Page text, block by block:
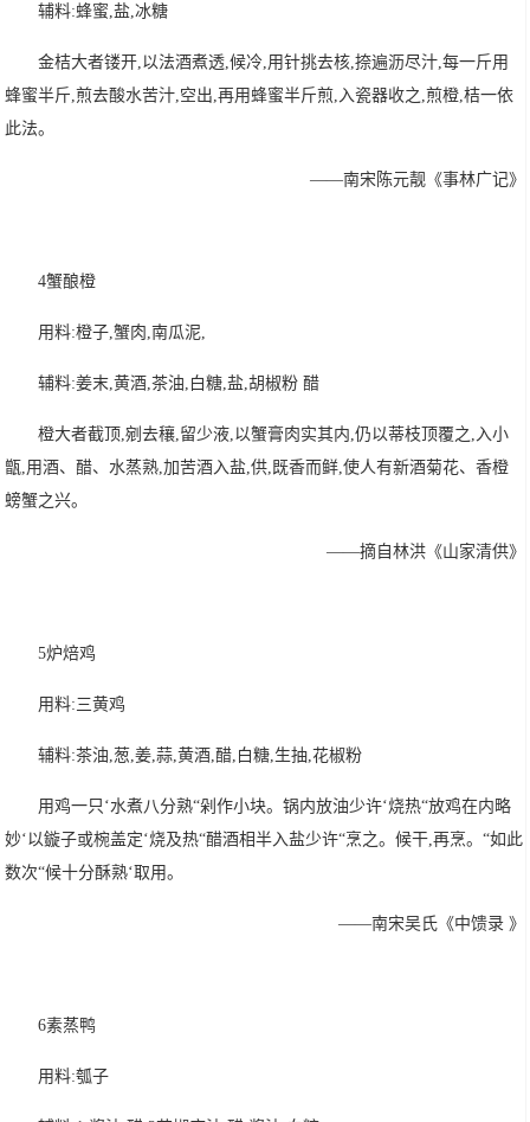
辅料:蜂蜜,盐,冰糖
金桔大者镂开,以法酒煮透,候冷,用针挑去核,捺遍沥尽汁,每一斤用
蜂蜜半斤,煎去酸水苦汁,空出,再用蜂蜜半斤煎,入瓷器收之,煎橙,桔一依
此法。
——南宋陈元靓《事林广记》
4蟹酿橙
用料:橙子,蟹肉,南瓜泥,
辅料:姜末,黄酒,茶油,白糖,盐,胡椒粉 醋
橙大者截顶,剜去穰,留少液,以蟹膏肉实其内,仍以蒂枝顶覆之,入小
甑,用酒、醋、水蒸熟,加苦酒入盐,供,既香而鲜,使人有新酒菊花、香橙
螃蟹之兴。
——摘自林洪《山家清供》
5炉焙鸡
用料:三黄鸡
辅料:茶油,葱,姜,蒜,黄酒,醋,白糖,生抽,花椒粉
用鸡一只‘水煮八分熟“剁作小块。锅内放油少许‘烧热“放鸡在内略
妙‘以鏇子或椀盖定‘烧及热“醋酒相半入盐少许“烹之。候干,再烹。“如此
数次“候十分酥熟‘取用。
——南宋吴氏《中馈录 》
6素蒸鸭
用料:瓠子